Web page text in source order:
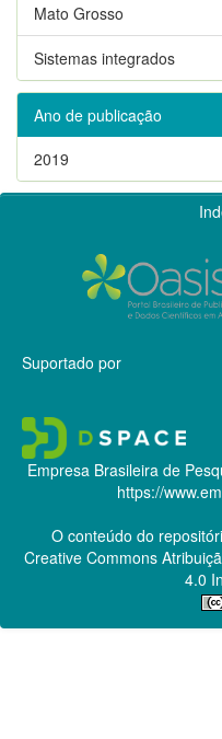
Mato Grosso
Sistemas integrados
Ano de publicação
2019
Suportado por
Empresa Brasileira de
https://
O conteúdo do
Creative Commons
4.0